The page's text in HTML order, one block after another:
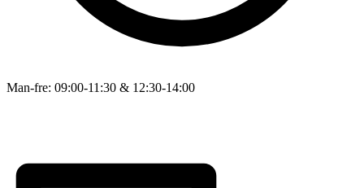
Man-fre: 09:00-11:30 & 12:30-14:00